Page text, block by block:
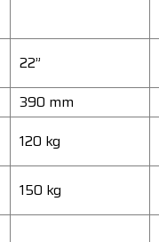
22”
390 mm
120 kg
150 kg